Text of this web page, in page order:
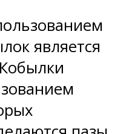
является